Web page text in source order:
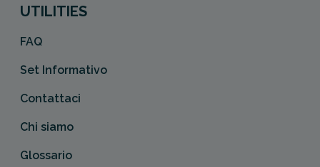
UTILITIES
FAQ
Set Informativo
Contattaci
Chi siamo
Glossario